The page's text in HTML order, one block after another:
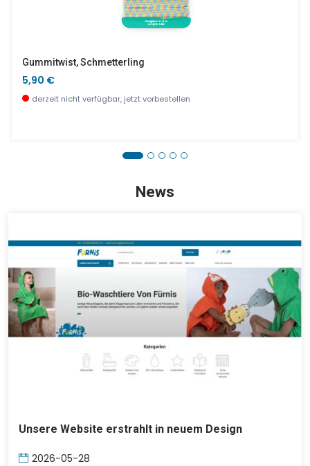
Licht Der Meerjungfrauen
Gummitwist, Schmetterling
5,90 €
derzeit nicht verfügbar, jetzt vorbestellen
News
Unsere Website erstrahlt in neuem Design
2026-05-28